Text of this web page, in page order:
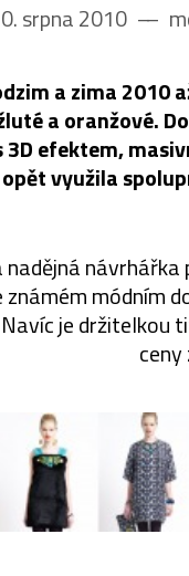
srpna 2010 ––
a zima 2010
a oranžové.
efektem,
využila
návrhářka
módním
je držitelkou
ceny